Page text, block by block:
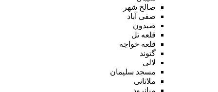
صالح شهر
صفی آباد
صیدون
قلعه تل
قلعه خواجه
گتوند
لالی
مسجد سلیمان
ملاثانی
میانرود